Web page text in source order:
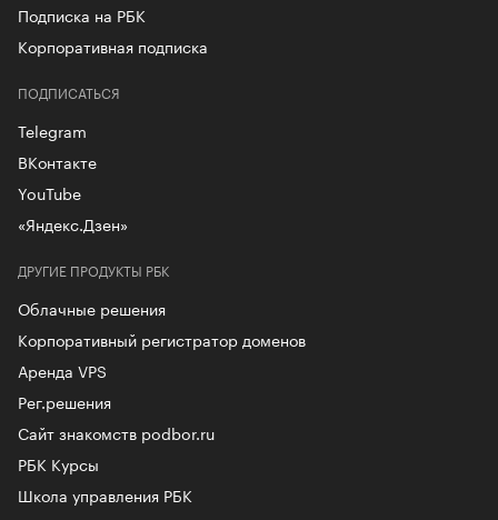
Подписка на РБК
Корпоративная подписка
ДРУГИЕ ПРОДУКТЫ РБК
Облачные решения
Корпоративный регистратор доменов
Аренда VPS
Рег.решения
Сайт знакомств podbor.ru
РБК Курсы
Школа управления РБК
ПОДПИСАТЬСЯ
Telegram
ВКонтакте
YouTube
«Яндекс.Дзен»